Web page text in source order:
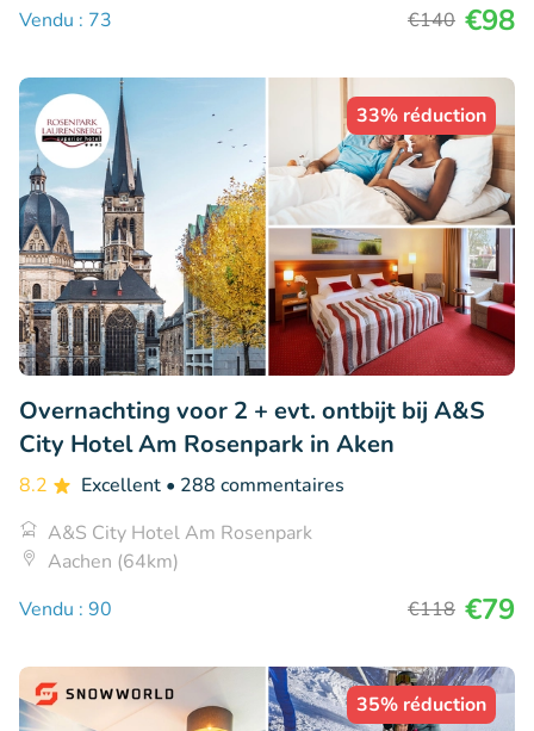
Vendu : 73
€140 €98
33% réduction
Overnachting voor 2 + evt. ontbijt bij A&S
City Hotel Am Rosenpark in Aken
8.2 Excellent • 288 commentaires
A&S City Hotel Am Rosenpark
Aachen (64km)
Vendu : 90
€118 €79
35% réduction